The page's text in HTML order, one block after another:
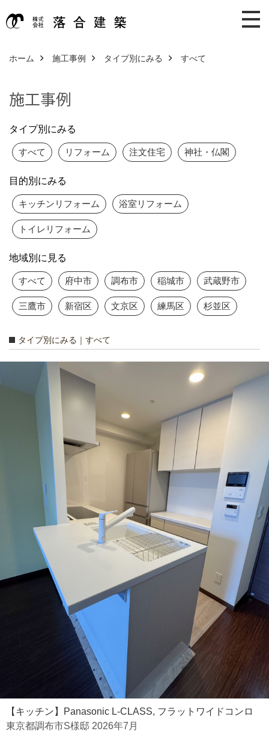
ホーム 施工事例 タイプ別にみる すべて
施工事例
タイプ別にみる
すべて リフォーム 注文住宅 神社・仏閣
目的別にみる
キッチンリフォーム 浴室リフォーム
トイレリフォーム
地域別に見る
すべて 府中市 調布市 稲城市 武蔵野市
三鷹市 新宿区 文京区 練馬区 杉並区
タイプ別にみる｜すべて
【キッチン】Panasonic L-CLASS, フラットワイドコンロ
東京都調布市S様邸 2026年7月